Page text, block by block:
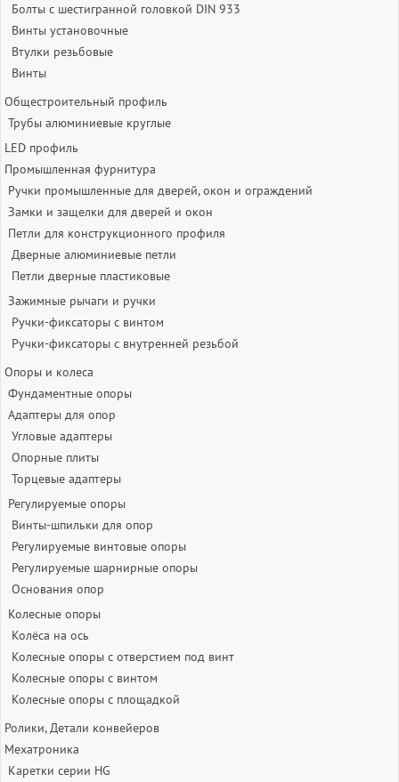
Болты с шестигранной головкой DIN 933
Винты установочные
Втулки резьбовые
Винты
Общестроительный профиль
Трубы алюминиевые круглые
LED профиль
Промышленная фурнитура
Ручки промышленные для дверей, окон и ограждений
Замки и защелки для дверей и окон
Петли для конструкционного профиля
Дверные алюминиевые петли
Петли дверные пластиковые
Зажимные рычаги и ручки
Ручки-фиксаторы c винтом
Ручки-фиксаторы c внутренней резьбой
Опоры и колеса
Фундаментные опоры
Адаптеры для опор
Угловые адаптеры
Опорные плиты
Торцевые адаптеры
Регулируемые опоры
Винты-шпильки для опор
Регулируемые винтовые опоры
Регулируемые шарнирные опоры
Основания опор
Колесные опоры
Колёса на ось
Колесные опоры с отверстием под винт
Колесные опоры с винтом
Колесные опоры с площадкой
Ролики, Детали конвейеров
Мехатроника
Каретки серии HG